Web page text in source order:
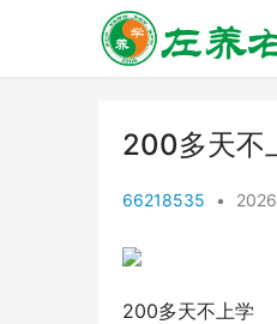
200多天不
66218535 •
200多天不上学